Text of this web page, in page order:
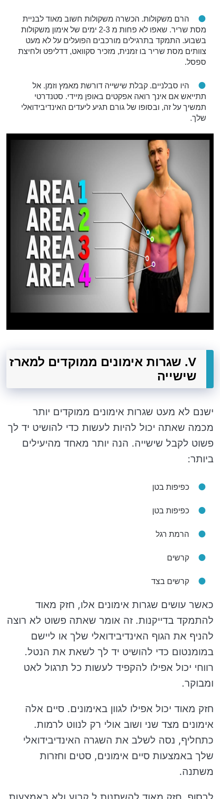
הרם משקולות. הכשרה משקולות חשוב מאוד לבניית
מסת שריר. שאפו לא פחות מ 2-3 ימים של אימון משקולות
בשבוע. התמקד בתרגילים מורכבים הפועלים על לא מעט
צוותים מסת שריר בו זמנית, מזכיר סקוואט, דדליפט ולחיצת
ספסל.
היו סבלניים. קבלת שישייה דורשת מאמץ וזמן. אל
תתייאש אם אינך רואה אפקטים באופן מיידי. סטנדרטי
תמשיך על זה, ובסופו של גורם תגיע ליעדים האינדיבידואלי
שלך.
V. שגרות אימונים ממוקדים למארז
שישייה
ישנם לא מעט שגרות אימונים ממוקדים יותר
מכמה שאתה יכול להיות לעשות כדי להושיט יד לך
פשוט לקבל שישייה. הנה יותר מאחד מהיעילים
ביותר:
כפיפות בטן
כפיפות בטן
הרמת רגל
קרשים
קרשים בצד
כאשר עושים שגרות אימונים אלו, חזק מאוד
להתמקד בדייקנות. זה אומר שאתה פשוט לא רוצה
להניף את הגוף האינדיבידואלי שלך או ליישם
במומנטום כדי להושיט יד לך לשאת את הנטל.
רווחי יכול אפילו להקפיד לעשות כל תרגול לאט
ומבוקר.
חזק מאוד יכול אפילו לגוון באימונים. סיים אלה
אימונים מצד שני ושוב אולי רק לנווט לרמות.
כתחליף, נסה לשלב את השגרה האינדיבידואלי
שלך באמצעות סיים אימונים, סטים וחזרות
משתנה.